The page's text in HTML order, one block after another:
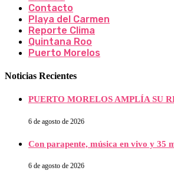
Contacto
Playa del Carmen
Reporte Clima
Quintana Roo
Puerto Morelos
Noticias Recientes
PUERTO MORELOS AMPLÍA SU
6 de agosto de 2026
Con parapente, música en vivo y 35
6 de agosto de 2026